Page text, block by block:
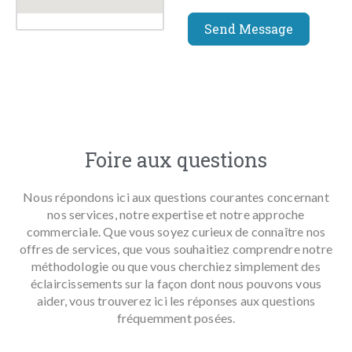
Send Message
Foire aux questions
Nous répondons ici aux questions courantes concernant
nos services, notre expertise et notre approche
commerciale. Que vous soyez curieux de connaître nos
offres de services, que vous souhaitiez comprendre notre
méthodologie ou que vous cherchiez simplement des
éclaircissements sur la façon dont nous pouvons vous
aider, vous trouverez ici les réponses aux questions
fréquemment posées.